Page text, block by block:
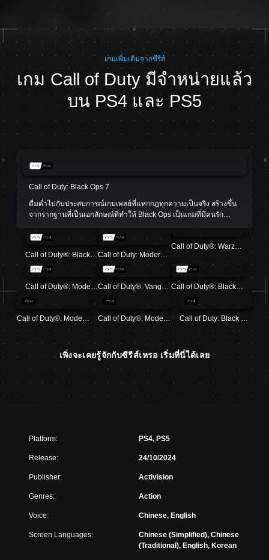
เกมเพิ่มเติมจากซีรีส์
เกม Call of Duty มีจำหน่ายแล้ว
บน PS4 และ PS5
Call of Duty: Black Ops 7
ดื่มด่ำไปกับประสบการณ์เกมเพลย์ที่แหกกฎทุกความเป็นจริง สร้างขึ้น
จากรากฐานที่เป็นเอกลักษณ์ที่ทำให้ Black Ops เป็นเกมที่มีคนรัก
Call of Duty®: Black Ops 6 Call of Duty: Modern Warfare III
Call of Duty®: Warzone™
Call of Duty®: Black Ops Cold War
เพิ่งจะเคยรู้จักกับซีรีส์เหรอ เริ่มที่นี่ได้เลย
Platform: PS4, PS5
Release: 24/10/2024
Publisher: Activision
Genres: Action
Voice: Chinese, English
Screen Languages:
Chinese (Simplified), Chinese
(Traditional), English, Korean